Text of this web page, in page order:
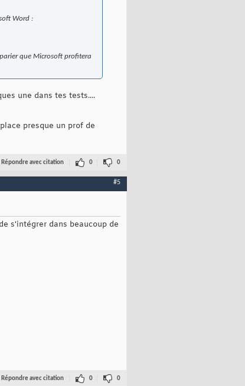
Word :
que Microsoft profitera
une dans tes tests....
presque un prof de
Répondre avec citation 0 0
#5
s'intégrer dans beaucoup de
Répondre avec citation 0 0